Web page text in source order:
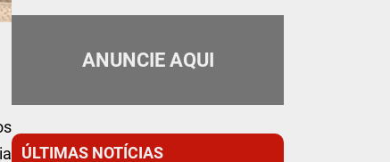
ANUNCIE AQUI
ÚLTIMAS NOTÍCIAS